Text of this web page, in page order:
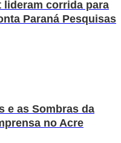
lideram corrida para
Paraná Pesquisas
e as Sombras da
no Acre